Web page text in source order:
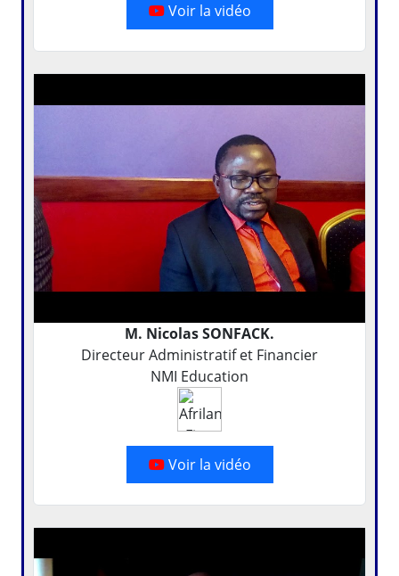
Voir la vidéo
M. Nicolas SONFACK.
Directeur Administratif et Financier
NMI Education
Voir la vidéo